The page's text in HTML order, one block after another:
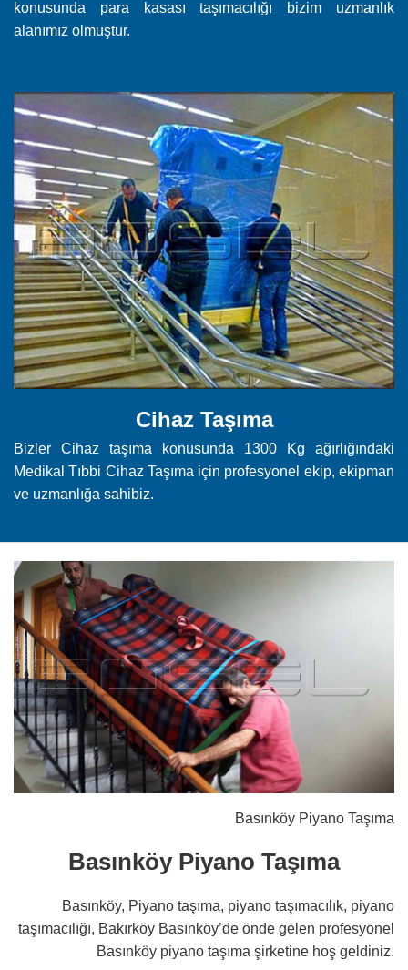
konusunda para kasası taşımacılığı bizim uzmanlık
alanımız olmuştur.
Cihaz Taşıma
Bizler Cihaz taşıma konusunda 1300 Kg ağırlığındaki
Medikal Tıbbi Cihaz Taşıma için profesyonel ekip, ekipman
ve uzmanlığa sahibiz.
Basınköy Piyano Taşıma
Basınköy Piyano Taşıma
Basınköy, Piyano taşıma, piyano taşımacılık, piyano
taşımacılığı, Bakırköy Basınköy’de önde gelen profesyonel
Basınköy piyano taşıma şirketine hoş geldiniz.